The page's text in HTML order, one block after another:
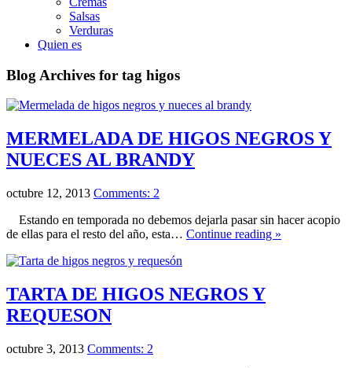
Salsas
Verduras
Quien es
Blog Archives for tag higos
MERMELADA DE HIGOS NEGROS Y
NUECES AL BRANDY
octubre 12, 2013 Comments: 2
Estando en temporada no debemos dejarla pasar sin hacer acopio
de ellas para el resto del año, esta… Continue reading »
TARTA DE HIGOS NEGROS Y
REQUESON
octubre 3, 2013 Comments: 2